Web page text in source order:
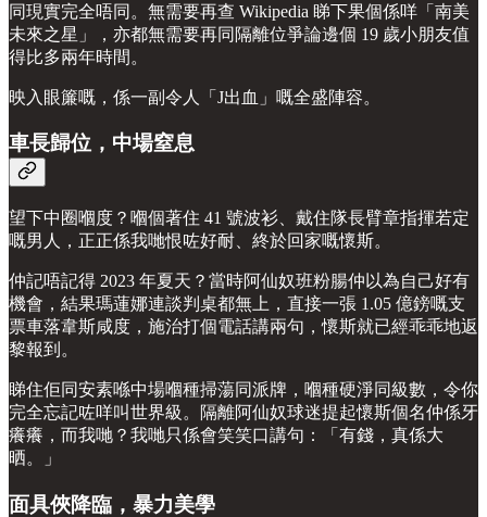
同現實完全唔同。無需要再查 Wikipedia 睇下果個係咩「南美
未來之星」，亦都無需要再同隔離位爭論邊個 19 歲小朋友值
得比多兩年時間。
映入眼簾嘅，係一副令人「J出血」嘅全盛陣容。
車長歸位，中場窒息
望下中圈嗰度？嗰個著住 41 號波衫、戴住隊長臂章指揮若定
嘅男人，正正係我哋恨咗好耐、終於回家嘅懷斯。
仲記唔記得 2023 年夏天？當時阿仙奴班粉腸仲以為自己好有
機會，結果瑪蓮娜連談判桌都無上，直接一張 1.05 億鎊嘅支
票車落韋斯咸度，施治打個電話講兩句，懷斯就已經乖乖地返
黎報到。
睇住佢同安素喺中場嗰種掃蕩同派牌，嗰種硬淨同級數，令你
完全忘記咗咩叫世界級。隔離阿仙奴球迷提起懷斯個名仲係牙
癢癢，而我哋？我哋只係會笑笑口講句：「有錢，真係大
晒。」
面具俠降臨，暴力美學